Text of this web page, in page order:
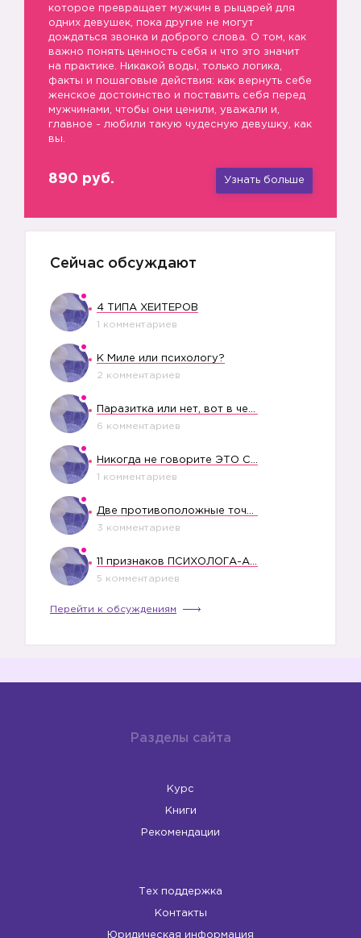
которое превращает мужчин в рыцарей для
одних девушек, пока другие не могут
дождаться звонка и доброго слова. О том, как
важно понять ценность себя и что это значит
на практике. Никакой воды, только логика,
факты и пошаговые действия: как вернуть себе
женское достоинство и поставить себя перед
мужчинами, чтобы они ценили, уважали и,
главное - любили такую чудесную девушку, как
вы.
890 руб. Узнать больше
Сейчас обсуждают
4 ТИПА ХЕЙТЕРОВ
1 комментариев
К Миле или психологу?
2 комментариев
Паразитка или нет, вот в чем вопрос?
6 комментариев
Никогда не говорите ЭТО СВОЕМУ РЕБЕНКУ
1 комментариев
Две противоположные точки зрения насчет финансового положения жены в семье
3 комментариев
11 признаков ПСИХОЛОГА-АБЬЮЗЕРА
5 комментариев
Перейти к обсуждениям
Разделы сайта
Курс
Книги
Рекомендации
Тех поддержка
Контакты
Юридическая информация